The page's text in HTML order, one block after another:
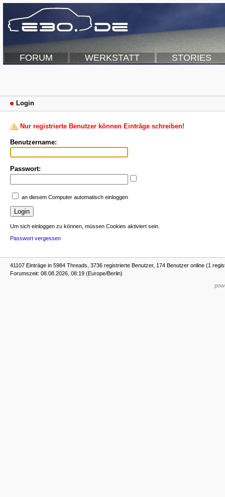
FORUM WERKSTATT STORIES
Login
Nur registrierte Benutzer können Einträge schreiben!
Benutzername:
Passwort:
an diesem Computer automatisch einloggen
Um sich einloggen zu können, müssen Cookies aktiviert sein.
Passwort vergessen
41107 Einträge in 5984 Threads, 3736 registrierte Benutzer, 174 Benutzer online (1
Forumszeit: 08.08.2026, 08:19 (Europe/Berlin)